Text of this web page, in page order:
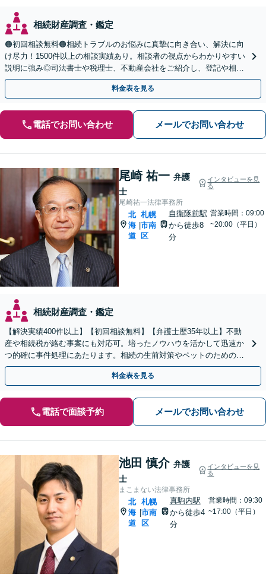
相続財産調査・鑑定
🟠初回相談無料🟠相続トラブルのお悩みに真摯に向き合い、解決に向
け尽力！1500件以上の相談実績あり。相談者の視点からわかりやすい
説明に強み◎司法書士や税理士、不動産会社をご紹介し、登記や相続
税の申告までワンストップで対応【夜間相談可】
料金表を見る
電話でお問い合わせ メールでお問い合わせ
尾崎 祐一 弁護
士
インタビューを見
る
尾崎祐一法律事務所
北
海
道
|
札幌
市南
区
自衛隊前駅
から徒歩8
分
営業時間：09:00
~20:00（平日）
相続財産調査・鑑定
【解決実績400件以上】【初回相談無料】【弁護士歴35年以上】不動
産や相続税が絡む事案にも対応可。培ったノウハウを活かして迅速か
つ的確に事件処理にあたります。相続の生前対策やペットのための年
金システムもお任せ【完全個室】【自衛隊前駅8分】
料金表を見る
電話で面談予約 メールでお問い合わせ
池田 慎介 弁護
士
インタビューを見
る
まこまない法律事務所
北
海
道
札幌
市南
区
真駒内駅
から徒歩4
分
営業時間：09:30
~17:00（平日）